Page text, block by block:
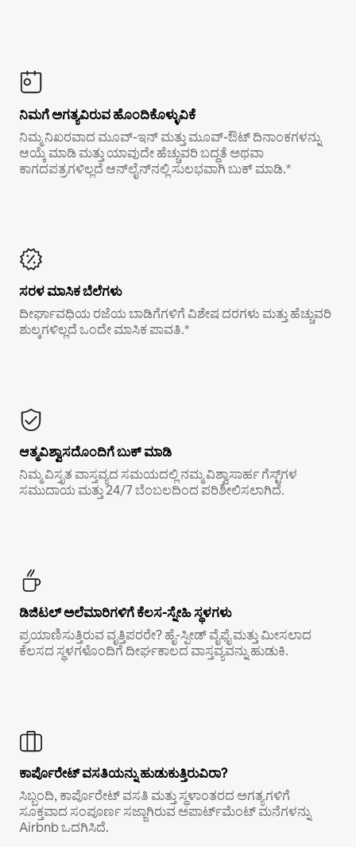
ನಿಮಗೆ ಅಗತ್ಯವಿರುವ ಹೊಂದಿಕೊಳ್ಳುವಿಕೆ
ನಿಮ್ಮ ನಿಖರವಾದ ಮೂವ್-ಇನ್ ಮತ್ತು ಮೂವ್-ಔಟ್ ದಿನಾಂಕಗಳನ್ನು
ಆಯ್ಕೆ ಮಾಡಿ ಮತ್ತು ಯಾವುದೇ ಹೆಚ್ಚುವರಿ ಬದ್ಧತೆ ಅಥವಾ
ಕಾಗದಪತ್ರಗಳಿಲ್ಲದೆ ಆನ್‌ಲೈನ್‌ನಲ್ಲಿ ಸುಲಭವಾಗಿ ಬುಕ್ ಮಾಡಿ.*
ಸರಳ ಮಾಸಿಕ ಬೆಲೆಗಳು
ದೀರ್ಘಾವಧಿಯ ರಜೆಯ ಬಾಡಿಗೆಗಳಿಗೆ ವಿಶೇಷ ದರಗಳು ಮತ್ತು ಹೆಚ್ಚುವರಿ
ಶುಲ್ಕಗಳಿಲ್ಲದೆ ಒಂದೇ ಮಾಸಿಕ ಪಾವತಿ.*
ಆತ್ಮವಿಶ್ವಾಸದೊಂದಿಗೆ ಬುಕ್ ಮಾಡಿ
ನಿಮ್ಮ ವಿಸ್ತೃತ ವಾಸ್ತವ್ಯದ ಸಮಯದಲ್ಲಿ ನಮ್ಮ ವಿಶ್ವಾಸಾರ್ಹ ಗೆಸ್ಟ್‌ಗಳ
ಸಮುದಾಯ ಮತ್ತು 24/7 ಬೆಂಬಲದಿಂದ ಪರಿಶೀಲಿಸಲಾಗಿದೆ.
ಡಿಜಿಟಲ್ ಅಲೆಮಾರಿಗಳಿಗೆ ಕೆಲಸ-ಸ್ನೇಹಿ ಸ್ಥಳಗಳು
ಪ್ರಯಾಣಿಸುತ್ತಿರುವ ವೃತ್ತಿಪರರೇ? ಹೈ-ಸ್ಪೀಡ್ ವೈಫೈ ಮತ್ತು ಮೀಸಲಾದ
ಕೆಲಸದ ಸ್ಥಳಗಳೊಂದಿಗೆ ದೀರ್ಘಕಾಲದ ವಾಸ್ತವ್ಯವನ್ನು ಹುಡುಕಿ.
ಕಾರ್ಪೊರೇಟ್ ವಸತಿಯನ್ನು ಹುಡುಕುತ್ತಿರುವಿರಾ?
ಸಿಬ್ಬಂದಿ, ಕಾರ್ಪೊರೇಟ್ ವಸತಿ ಮತ್ತು ಸ್ಥಳಾಂತರದ ಅಗತ್ಯಗಳಿಗೆ
ಸೂಕ್ತವಾದ ಸಂಪೂರ್ಣ ಸಜ್ಜಾಗಿರುವ ಅಪಾರ್ಟ್‌ಮೆಂಟ್ ಮನೆಗಳನ್ನು
Airbnb ಒದಗಿಸಿದೆ.